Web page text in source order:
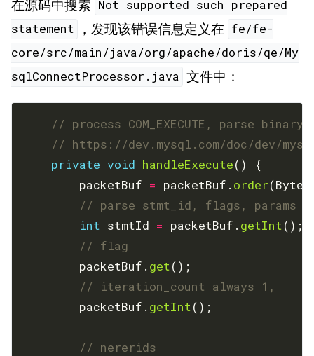
在源码中搜索 Not supported such prepared
statement
，发现该错误信息定义在 fe/fe-
core/src/main/java/org/apache/doris/qe/My
sqlConnectProcessor.java 文件中：
// process COM_EXECUTE, parse binary
// https://dev.mysql.com/doc/dev/
private void handleExecute
        packetBuf
= packetBuf. order
// parse stmt_id, flags, params
int stmtId = packetBuf. getInt
// flag
        packetBuf.
get
// iteration_count always 1,
        packetBuf.
getInt
// nererids